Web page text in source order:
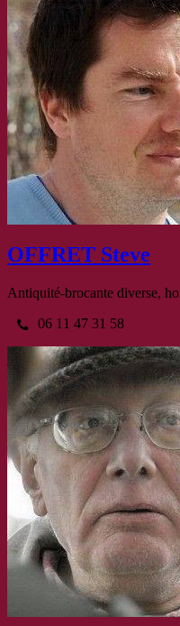
OFFRET Steve
Antiquité-brocante diverse,
06 11 47 31 58